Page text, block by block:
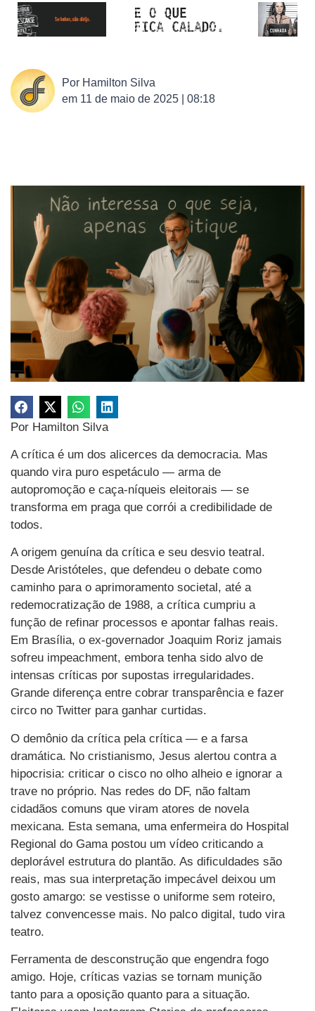
Por Hamilton Silva
em 11 de maio de 2025 | 08:18
Por Hamilton Silva
A crítica é um dos alicerces da democracia. Mas
quando vira puro espetáculo — arma de
autopromoção e caça-níqueis eleitorais — se
transforma em praga que corrói a credibilidade de
todos.
A origem genuína da crítica e seu desvio teatral.
Desde Aristóteles, que defendeu o debate como
caminho para o aprimoramento societal, até a
redemocratização de 1988, a crítica cumpriu a
função de refinar processos e apontar falhas reais.
Em Brasília, o ex-governador Joaquim Roriz jamais
sofreu impeachment, embora tenha sido alvo de
intensas críticas por supostas irregularidades.
Grande diferença entre cobrar transparência e fazer
circo no Twitter para ganhar curtidas.
O demônio da crítica pela crítica — e a farsa
dramática. No cristianismo, Jesus alertou contra a
hipocrisia: criticar o cisco no olho alheio e ignorar a
trave no próprio. Nas redes do DF, não faltam
cidadãos comuns que viram atores de novela
mexicana. Esta semana, uma enfermeira do Hospital
Regional do Gama postou um vídeo criticando a
deplorável estrutura do plantão. As dificuldades são
reais, mas sua interpretação impecável deixou um
gosto amargo: se vestisse o uniforme sem roteiro,
talvez convencesse mais. No palco digital, tudo vira
teatro.
Ferramenta de desconstrução que engendra fogo
amigo. Hoje, críticas vazias se tornam munição
tanto para a oposição quanto para a situação.